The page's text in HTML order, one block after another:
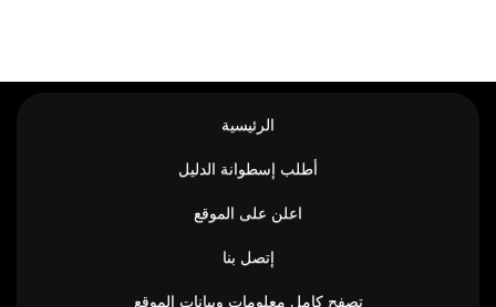
الرئيسية
أطلب إسطوانة الدليل
اعلن على الموقع
إتصل بنا
تصفح كامل معلومات وبيانات الموقع